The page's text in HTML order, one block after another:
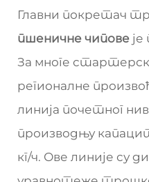
Главни покретач
пшеничне чипове
За многе
регионалне
линија почетног
производњу
кг/ч. Ове линије су